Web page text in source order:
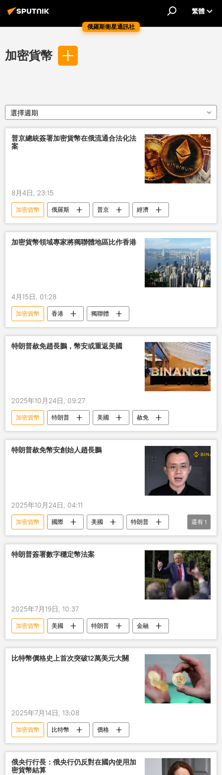
俄羅斯衛星通訊社
繁體
加密貨幣
選擇週期
普京總統簽署加密貨幣在俄流通合法化法
案
8月4日, 23:15
加密貨幣 俄羅斯 普京 經濟
加密貨幣領域專家將獨聯體地區比作香港
4月15日, 01:28
加密貨幣 香港 獨聯體
特朗普赦免趙長鵬，幣安或重返美國
2025年10月24日, 09:27
加密貨幣 特朗普 美國 赦免
特朗普赦免幣安創始人趙長鵬
2025年10月24日, 04:11
加密貨幣 國際 美國
特朗普
赦免
還有 1
特朗普簽署數字穩定幣法案
2025年7月19日, 10:37
加密貨幣 美國 特朗普 金融
比特幣價格史上首次突破12萬美元大關
2025年7月14日, 13:08
加密貨幣 比特幣 價格
俄央行行長：俄央行仍反對在國內使用加
密貨幣結算